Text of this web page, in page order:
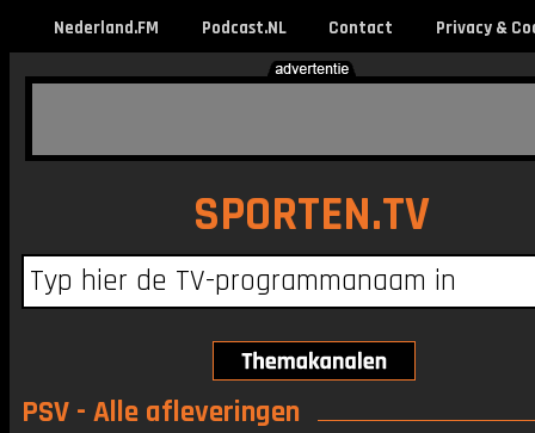
Nederland.FM Podcast.NL Contact Privacy &
SPORTEN.TV
PSV - Alle afleveringen